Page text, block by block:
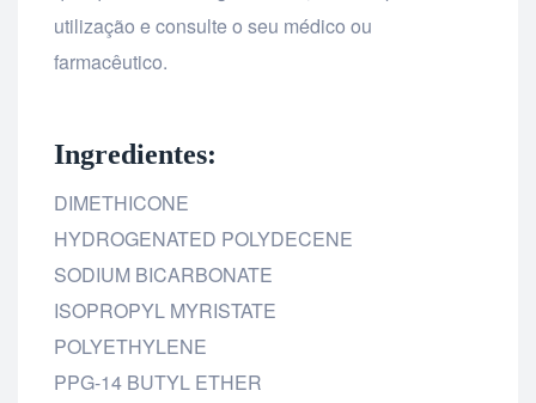
utilização e consulte o seu médico ou
farmacêutico.
Ingredientes:
DIMETHICONE
HYDROGENATED POLYDECENE
SODIUM BICARBONATE
ISOPROPYL MYRISTATE
POLYETHYLENE
PPG-14 BUTYL ETHER